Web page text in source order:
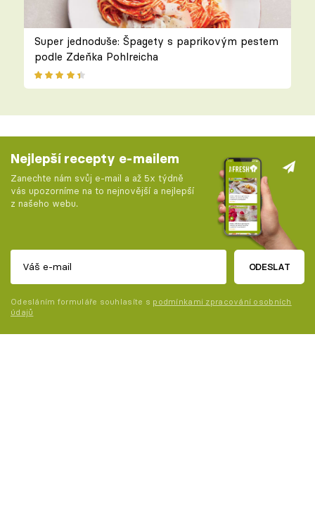
Super jednoduše: Špagety s paprikovým pestem
podle Zdeňka Pohlreicha
Nejlepší recepty e-mailem
Zanechte nám svůj e-mail a až 5x týdně
vás upozorníme na to nejnovější a nejlepší
z našeho webu.
ODESLAT
Odesláním formuláře souhlasíte s podmínkami zpracování osobních
údajů